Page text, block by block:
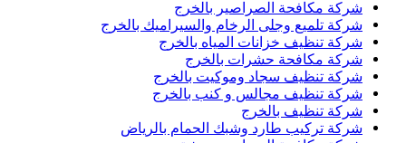
شركة مكافحة الصراصير بالخرج
شركة تلميع وجلى الرخام والسيراميك بالخرج
شركة تنظيف خزانات المياه بالخرج
شركة مكافحة حشرات بالخرج
شركة تنظيف سجاد وموكيت بالخرج
شركة تنظيف مجالس و كنب بالخرج
شركة تنظيف بالخرج
شركة تركيب طارد وشبك الحمام بالرياض